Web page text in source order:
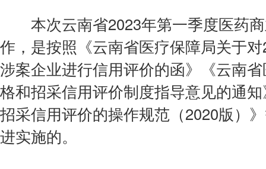
本次云南省2023年第一季度医药商
作，是按照《云南省医疗保障局关于
涉案企业进行信用评价的函》《云南
格和招采信用评价制度指导意见的通
招采信用评价的操作规范（2020版）
进实施的。